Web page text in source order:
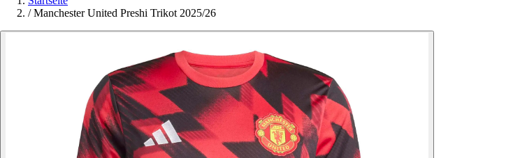
/ Manchester United Preshi Trikot 2025/26